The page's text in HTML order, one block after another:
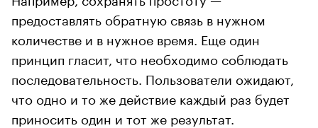
предоставлять обратную связь в нужном
количестве и в нужное время. Еще один
принцип гласит, что необходимо соблюдать
последовательность. Пользователи ожидают,
что одно и то же действие каждый раз будет
приносить один и тот же результат.